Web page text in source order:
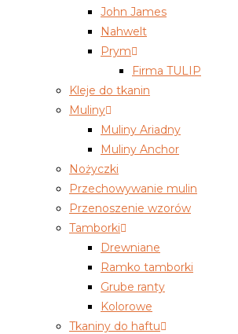
John James
Nahwelt
Prym
Firma TULIP
Kleje do tkanin
Muliny
Muliny Ariadny
Muliny Anchor
Nożyczki
Przechowywanie mulin
Przenoszenie wzorów
Tamborki
Drewniane
Ramko tamborki
Grube ranty
Kolorowe
Tkaniny do haftu